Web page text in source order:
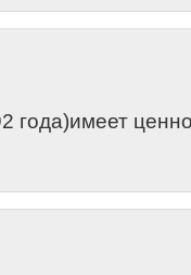
года)имеет